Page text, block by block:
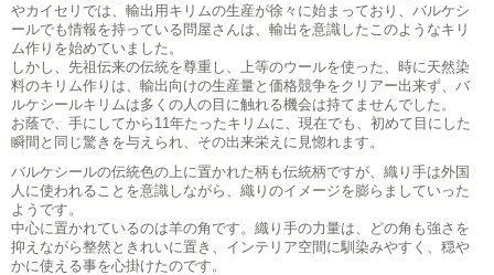
やカイセリでは、輸出用キリムの生産が徐々に始まっており、バルケシ
ールでも情報を持っている問屋さんは、輸出を意識したこのようなキリ
ム作りを始めていました。
しかし、先祖伝来の伝統を尊重し、上等のウールを使った、時に天然染
料のキリム作りは、輸出向けの生産量と価格競争をクリアー出来ず、バ
ルケシールキリムは多くの人の目に触れる機会は持てませんでした。
お蔭で、手にしてから11年たったキリムに、現在でも、初めて目にした
瞬間と同じ驚きを与えられ、その出来栄えに見惚れます。
バルケシールの伝統色の上に置かれた柄も伝統柄ですが、織り手は外国
人に使われることを意識しながら、織りのイメージを膨らましていった
ようです。
中心に置かれているのは羊の角です。織り手の力量は、どの角も強さを
抑えながら整然ときれいに置き、インテリア空間に馴染みやすく、穏や
かに使える事を心掛けたのです。